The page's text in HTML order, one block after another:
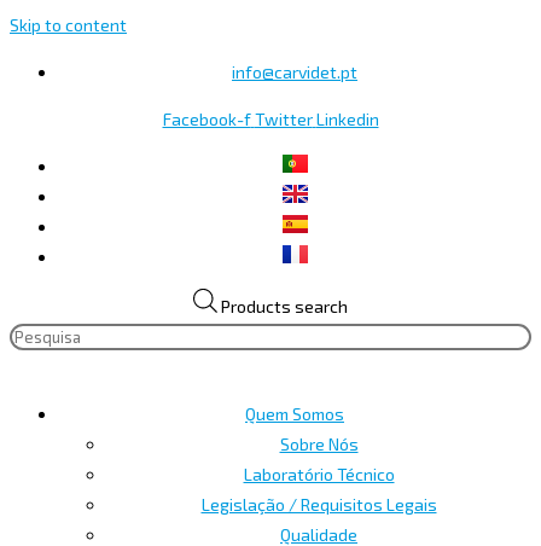
Skip to content
info@carvidet.pt
Facebook-f Twitter Linkedin
Products search
Quem Somos
Sobre Nós
Laboratório Técnico
Legislação / Requisitos Legais
Qualidade